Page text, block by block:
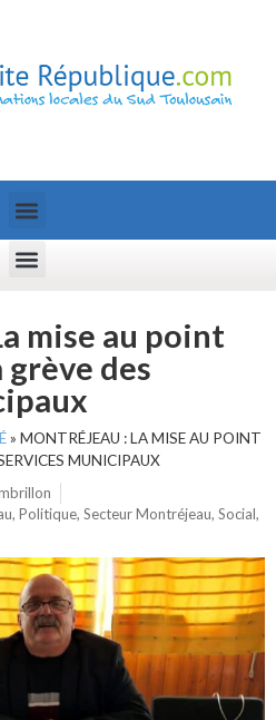
mise au point
des
» MONTRÉJEAU : LA MISE AU POINT
MUNICIPAUX
, Politique, Secteur Montréjeau, Social,